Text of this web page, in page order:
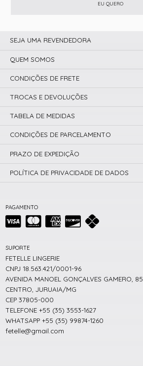
EU QUERO
PAGAMENTO
SUPORTE
FETELLE LINGERIE
CNPJ 18.563.421/0001-96
AVENIDA MANOEL GONÇALVES GAMERO, 85
CENTRO, JURUAIA/MG
CEP 37805-000
TELEFONE +55 (35) 3553-1627
WHATSAPP +55 (35) 99874-1260
fetelle@gmail.com
SEJA UMA REVENDEDORA
QUEM SOMOS
CONDIÇÕES DE FRETE
TROCAS E DEVOLUÇÕES
TABELA DE MEDIDAS
CONDIÇÕES DE PARCELAMENTO
PRAZO DE EXPEDIÇÃO
POLÍTICA DE PRIVACIDADE DE DADOS